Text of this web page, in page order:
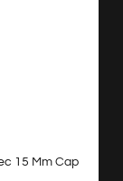
15 Mm Cap